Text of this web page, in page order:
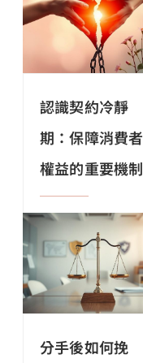
認識契約冷靜
期：保障消費者
權益的重要機制
分手後如何挽